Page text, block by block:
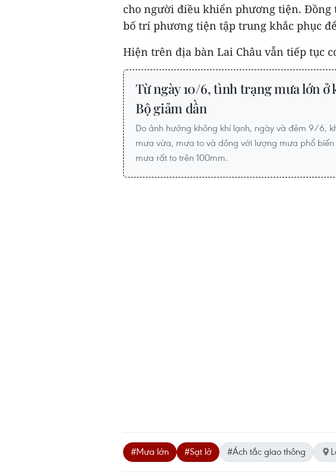
cho người điều khiển phương tiện.
bố trí phương tiện tập trung khắc phục
Hiện trên địa bàn Lai Châu vẫn tiếp tục
Từ ngày 10/6, tình trạng mưa lớn ở
Bộ giảm dần
Do ảnh hưởng không khí lạnh, ngày và đêm 9/6,
mưa vừa, mưa to và dông với lượng mưa phổ
mưa rất to trên 100mm.
#Mưa lớn #Sạt lở #Ách tắc giao thông